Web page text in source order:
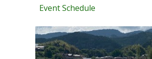
Event Schedule